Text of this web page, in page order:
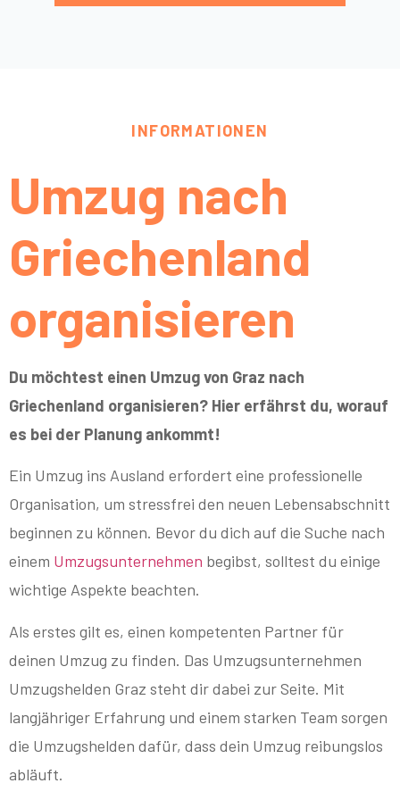
INFORMATIONEN
Umzug nach
Griechenland
organisieren
Du möchtest einen Umzug von Graz nach
Griechenland organisieren? Hier erfährst du, worauf
es bei der Planung ankommt!
Ein Umzug ins Ausland erfordert eine professionelle
Organisation, um stressfrei den neuen Lebensabschnitt
beginnen zu können. Bevor du dich auf die Suche nach
einem Umzugsunternehmen begibst, solltest du einige
wichtige Aspekte beachten.
Als erstes gilt es, einen kompetenten Partner für
deinen Umzug zu finden. Das Umzugsunternehmen
Umzugshelden Graz steht dir dabei zur Seite. Mit
langjähriger Erfahrung und einem starken Team sorgen
die Umzugshelden dafür, dass dein Umzug reibungslos
abläuft.